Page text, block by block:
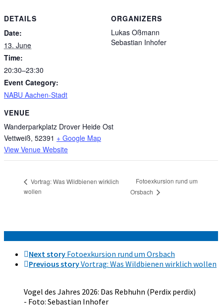
DETAILS
Date:
13. June
Time:
20:30–23:30
Event Category:
NABU Aachen-Stadt
VENUE
Wanderparkplatz Drover Heide Ost
Vettweiß, 52391 + Google Map
View Venue Website
ORGANIZERS
Lukas Oßmann
Sebastian Inhofer
Vortrag: Was Wildbienen wirklich
wollen
Fotoexkursion rund um
Orsbach
Next story Fotoexkursion rund um Orsbach
Previous storyVortrag: Was Wildbienen wirklich wollen
Vogel des Jahres 2026: Das Rebhuhn (Perdix perdix)
- Foto: Sebastian Inhofer